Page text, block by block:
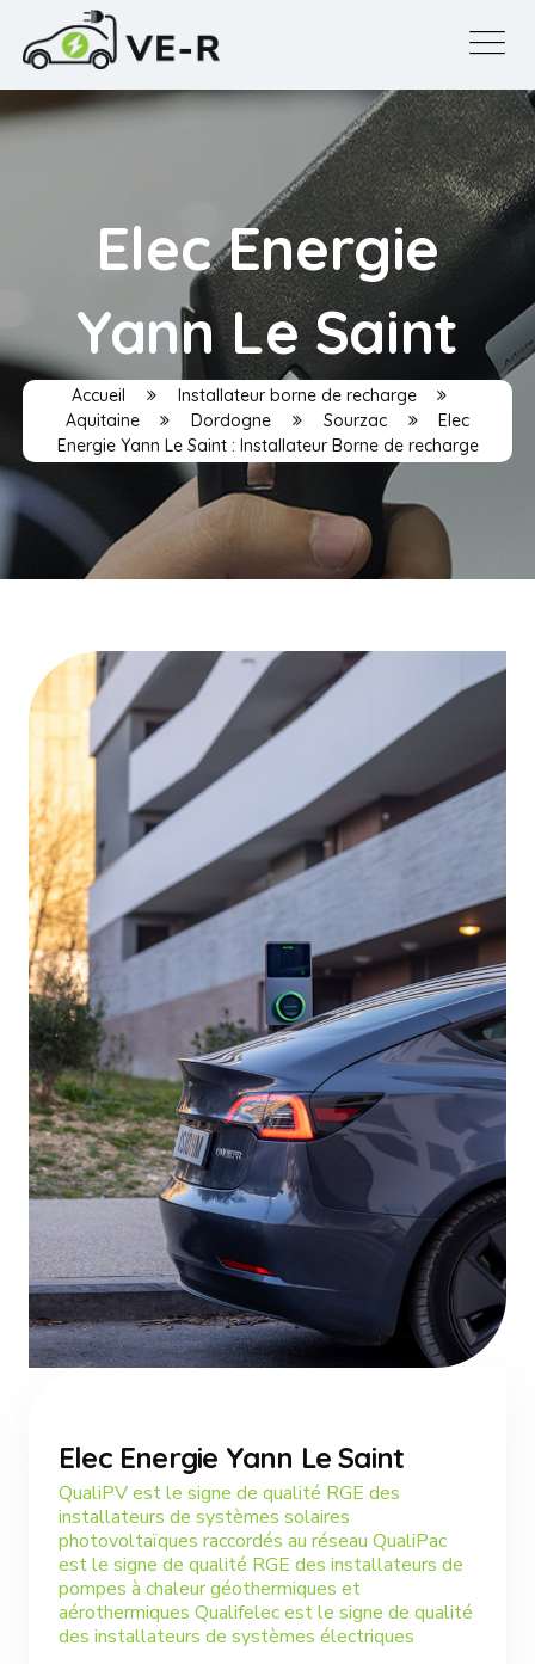
Elec Energie
Yann Le Saint
Accueil
Installateur borne de recharge
Aquitaine
Dordogne Sourzac
Elec
Energie Yann Le Saint : Installateur Borne de recharge
Elec Energie Yann Le Saint
QualiPV est le signe de qualité RGE des
installateurs de systèmes solaires
photovoltaïques raccordés au réseau QualiPac
est le signe de qualité RGE des installateurs de
pompes à chaleur géothermiques et
aérothermiques Qualifelec est le signe de qualité
des installateurs de systèmes électriques